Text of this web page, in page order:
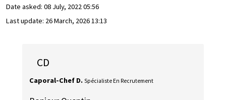
Date asked: 08 July, 2022 05:56
Last update: 26 March, 2026 13:13
CD
Caporal-Chef D. Spécialiste En Recrutement